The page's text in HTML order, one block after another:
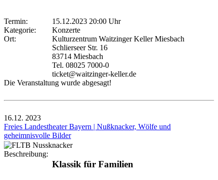
Termin:
15.12.2023 20:00 Uhr
Kategorie:
Konzerte
Ort:
Kulturzentrum Waitzinger Keller Miesbach
Schlierseer Str. 16
83714 Miesbach
Tel. 08025 7000-0
ticket@waitzinger-keller.de
Die Veranstaltung wurde abgesagt!
16.12. 2023
Freies Landestheater Bayern | Nußknacker, Wölfe und
geheimnisvolle Bilder
Beschreibung:
Klassik für Familien